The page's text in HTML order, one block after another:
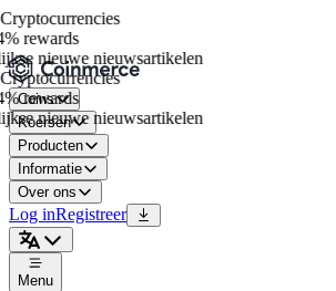
rewards
nieuwe nieuwsartikelen
rewards
nieuwe nieuwsartikelen
Coins
Koersen
Producten
Informatie
Over ons
Log inRegistreer
Menu